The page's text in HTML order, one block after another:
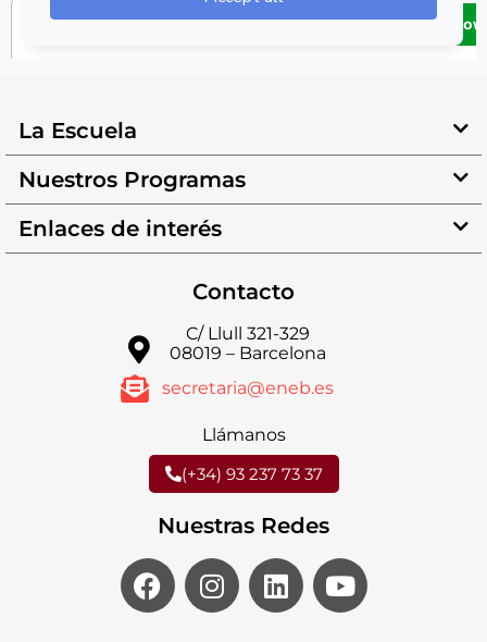
La Escuela
Nuestros Programas
Enlaces de interés
Contacto
C/ Llull 321-329
08019 – Barcelona
secretaria@eneb.es
Llámanos
(+34) 93 237 73 37
Nuestras Redes